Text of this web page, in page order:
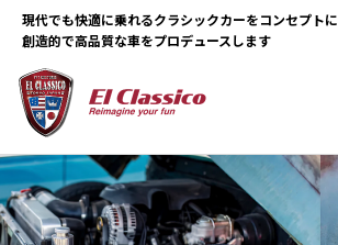
現代でも快適に乗れるクラシックカーをコンセプトに